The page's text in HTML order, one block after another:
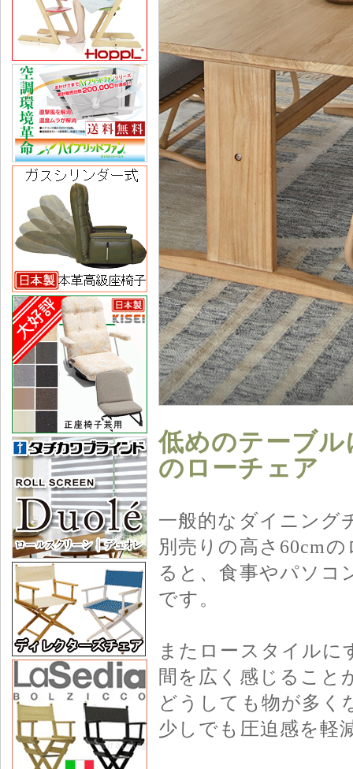
低めのテーブル
のローチェア
一般的なダイニング
別売りの高さ60cm
ると、食事やパソコ
です。
またロースタイルに
間を広く感じること
どうしても物が多く
少しでも圧迫感を軽